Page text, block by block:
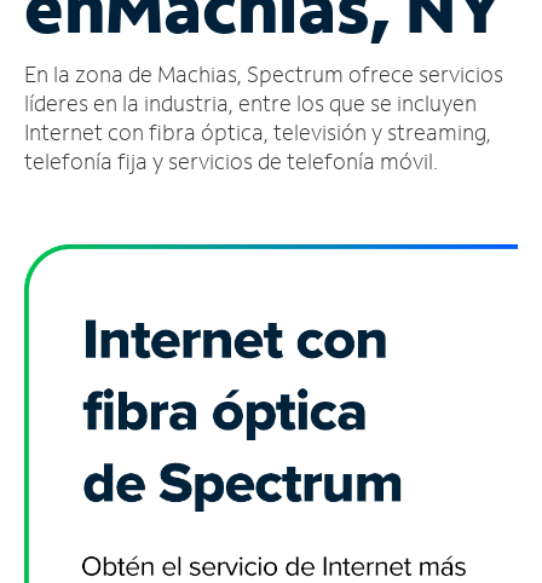
cuenta
Encuentra
una
tienda
En la zona de Machias, Spectrum ofrece servicios
líderes en la industria, entre los que se incluyen
Internet con fibra óptica, televisión y streaming,
telefonía fija y servicios de telefonía móvil.